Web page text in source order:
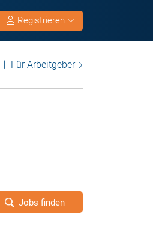
Registrieren
Für Arbeitgeber
Jobs finden